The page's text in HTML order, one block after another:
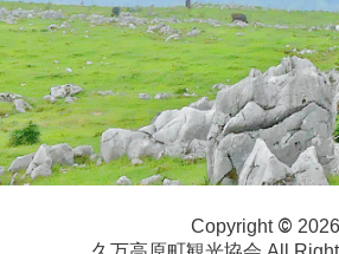
Copyright © 2026